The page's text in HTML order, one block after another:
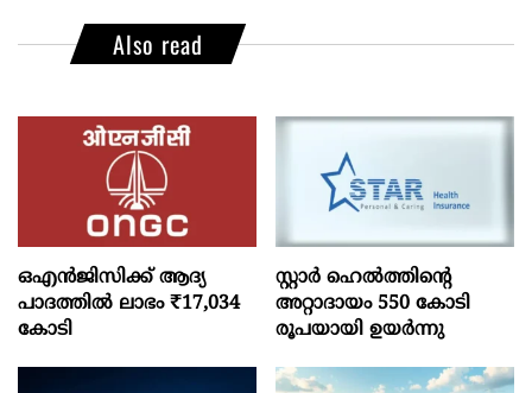
Also read
ഒഎന്‍ജിസിക്ക് ആദ്യ
പാദത്തില്‍ ലാഭം ₹17,034
കോടി
സ്റ്റാർ ഹെൽത്തിന്റെ
അറ്റാദായം 550 കോടി
രൂപയായി ഉയർന്നു